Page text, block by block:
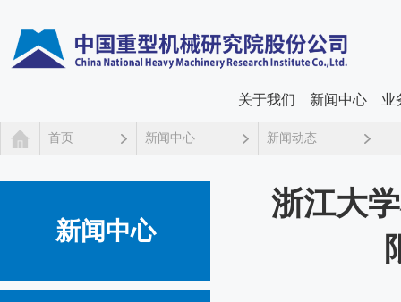
关于我们 新闻中心 业
首页 新闻中心 新闻动态
新闻中心
浙江大